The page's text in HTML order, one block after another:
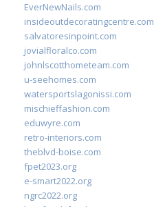
EverNewNails.com
insideoutdecoratingcentre.com
salvatoresinpoint.com
jovialfloralco.com
johnlscotthometeam.com
u-seehomes.com
watersportslagonissi.com
mischieffashion.com
eduwyre.com
retro-interiors.com
theblvd-boise.com
fpet2023.org
e-smart2022.org
ngrc2022.org